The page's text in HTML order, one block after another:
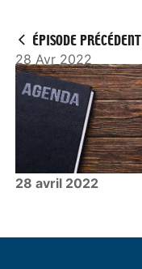
y
ÉPISODE PRÉCÉDENT
28 Avr 2022
28 avril 2022